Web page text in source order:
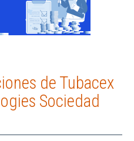
de Tubacex
Sociedad